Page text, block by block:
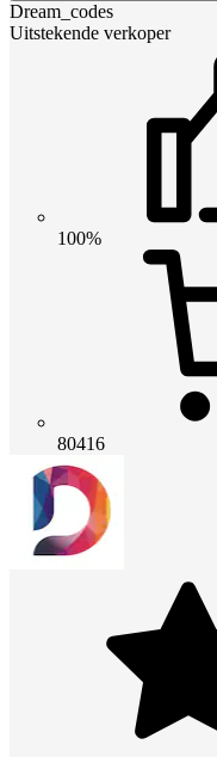
Dream_codes
Uitstekende verkoper
100%
80416